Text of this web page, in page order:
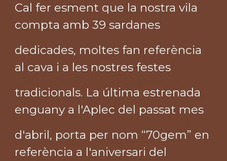
Cal fer esment que la nostra vila
compta amb 39 sardanes
dedicades, moltes fan referència
al cava i a les nostres festes
tradicionals. La última estrenada
enguany a l'Aplec del passat mes
d'abril, porta per nom “70gem” en
referència a l'aniversari del